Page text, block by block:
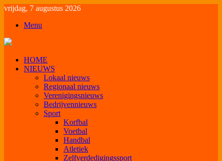
vrijdag, 7 augustus 2026
Menu
HOME
NIEUWS
Lokaal nieuws
Regionaal nieuws
Verenigingsnieuws
Bedrijvennieuws
Sport
Korfbal
Voetbal
Handbal
Atletiek
Zelfverdedigingssport